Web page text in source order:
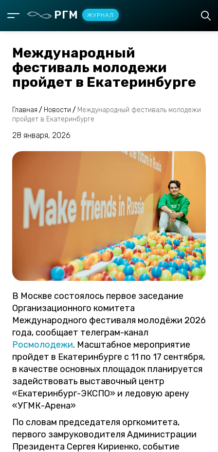
РГМ ЖУРНАЛ
Международный
фестиваль молодежи
пройдет в Екатеринбурге
Главная / Новости / Международный фестиваль молодежи
пройдет в Екатеринбурге
28 января, 2026
В Москве состоялось первое заседание
Организационного комитета
Международного фестиваля молодёжи 2026
года, сообщает телеграм-канал
Росмолодежи. Масштабное мероприятие
пройдет в Екатеринбурге с 11 по 17 сентября,
в качестве основных площадок планируется
задействовать выставочный центр
«Екатеринбург-ЭКСПО» и ледовую арену
«УГМК-Арена»
По словам председателя оргкомитета,
первого замруководителя Администрации
Президента Сергея Кириенко, событие